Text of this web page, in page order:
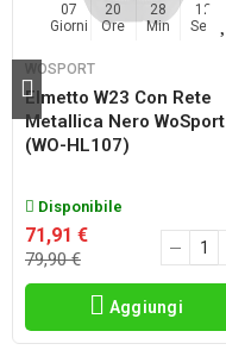
07
Giorni
20
Ore
28
Min
11
Sec
WOSPORT
Elmetto W23 Con Rete
Metallica Nero WoSport
(WO-HL107)
Disponibile
71,91 €
79,90 €
Aggiungi